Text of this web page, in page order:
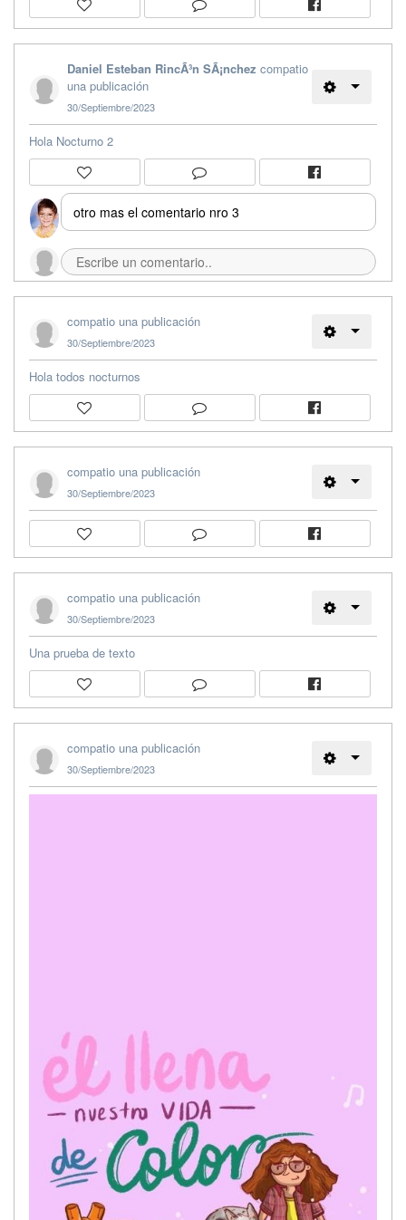
Daniel Esteban RincÃ³n SÃ¡nchez compatio
una publicación
30/Septiembre/2023
Hola Nocturno 2
otro mas el comentario nro 3
compatio una publicación
30/Septiembre/2023
Hola todos nocturnos
compatio una publicación
30/Septiembre/2023
compatio una publicación
30/Septiembre/2023
Una prueba de texto
compatio una publicación
30/Septiembre/2023